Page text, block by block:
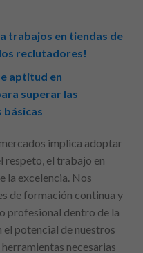
trabajos en tiendas de
reclutadores!
aptitud en
superar las
básicas
implica adoptar
respeto, el trabajo en
la excelencia. Nos
de formación continua y
profesional dentro de la
el potencial de nuestros
necesarias